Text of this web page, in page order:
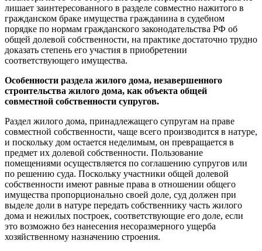
лишает заинтересованного в разделе совместно нажитого в
гражданском браке имущества гражданина в судебном
порядке по нормам гражданского законодательства РФ об
общей долевой собственности, на практике достаточно трудно
доказать степень его участия в приобретении
соответствующего имущества.
Особенности раздела жилого дома, незавершенного
строительства жилого дома, как объекта общей
совместной собственности супругов.
Раздел жилого дома, принадлежащего супругам на праве
совместной собственности, чаще всего производится в натуре,
и поскольку дом остается неделимым, он превращается в
предмет их долевой собственности. Пользование
помещениями осуществляется по соглашению супругов или
по решению суда. Поскольку участники общей долевой
собственности имеют равные права в отношении общего
имущества пропорционально своей доле, суд должен при
выделе доли в натуре передать собственнику часть жилого
дома и нежилых построек, соответствующие его доле, если
это возможно без нанесения несоразмерного ущерба
хозяйственному назначению строения.